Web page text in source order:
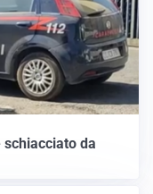
schiacciato da